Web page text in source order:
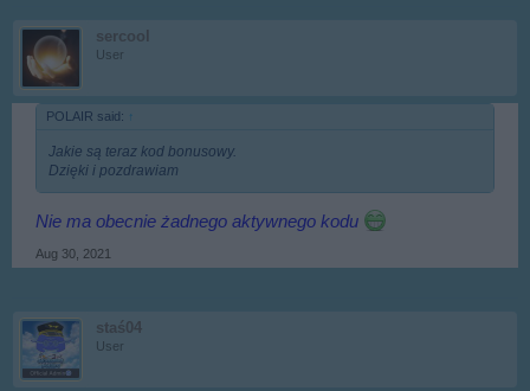
sercool
User
POLAIR said: ↑
Jakie są teraz kod bonusowy.
Dzięki i pozdrawiam
Nie ma obecnie żadnego aktywnego kodu
Aug 30, 2021
staś04
User